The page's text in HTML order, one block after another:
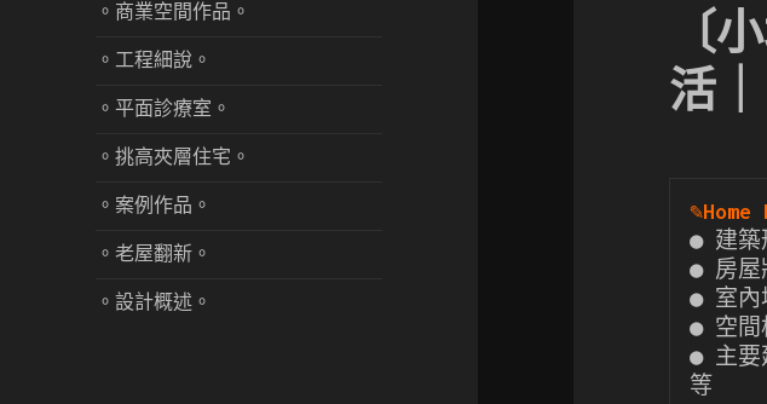
。商業空間作品。
。工程細說。
。平面診療室。
。挑高夾層住宅。
。案例作品。
。老屋翻新。
。設計概述。
〔
活
✎Home
● 建築
● 房屋
● 室內
● 空間
● 主要
等